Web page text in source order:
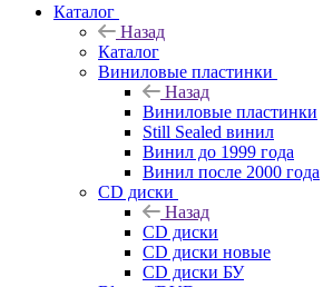
Каталог
Назад
Каталог
Виниловые пластинки
Назад
Виниловые пластинки
Still Sealed винил
Винил до 1999 года
Винил после 2000 года
CD диски
Назад
CD диски
CD диски новые
CD диски БУ